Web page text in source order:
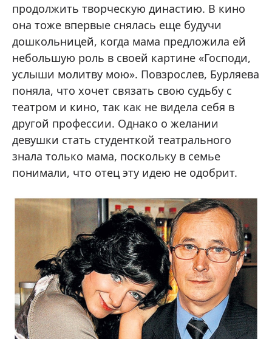
продолжить творческую династию. В кино
она тоже впервые снялась еще будучи
дошкольницей, когда мама предложила ей
небольшую роль в своей картине «Господи,
услыши молитву мою». Повзрослев, Бурляева
поняла, что хочет связать свою судьбу с
театром и кино, так как не видела себя в
другой профессии. Однако о желании
девушки стать студенткой театрального
знала только мама, поскольку в семье
понимали, что отец эту идею не одобрит.